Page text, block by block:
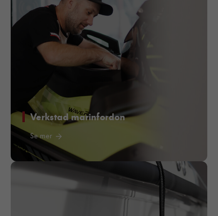
Verkstad marinfordon
Se mer